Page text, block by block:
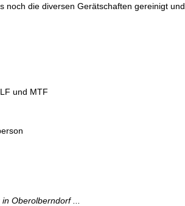
noch die diversen Gerätschaften gereinigt und
und MTF
Oberolberndorf ...